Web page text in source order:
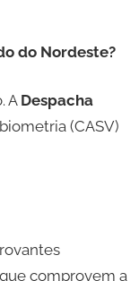
do Nordeste?
A Despacha
(CASV)
comprovem a